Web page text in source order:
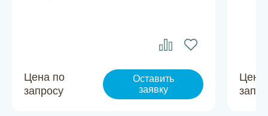
Цена по
запросу
Оставить
заявку
Цена